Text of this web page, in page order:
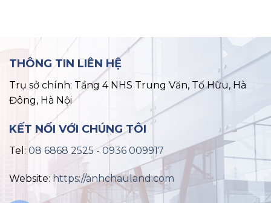
THÔNG TIN LIÊN HỆ
Trụ sở chính: Tầng 4 NHS Trung Văn, Tố Hữu, Hà
Đông, Hà Nội
KẾT NỐI VỚI CHÚNG TÔI
Tel: 08 6868 2525-0936 009917
Website: https://anhchauland.com